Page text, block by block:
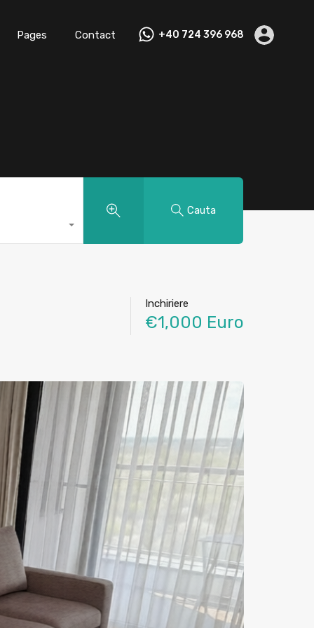
Pages Contact +40 724 396 968
Cauta
Inchiriere
€1,000 Euro